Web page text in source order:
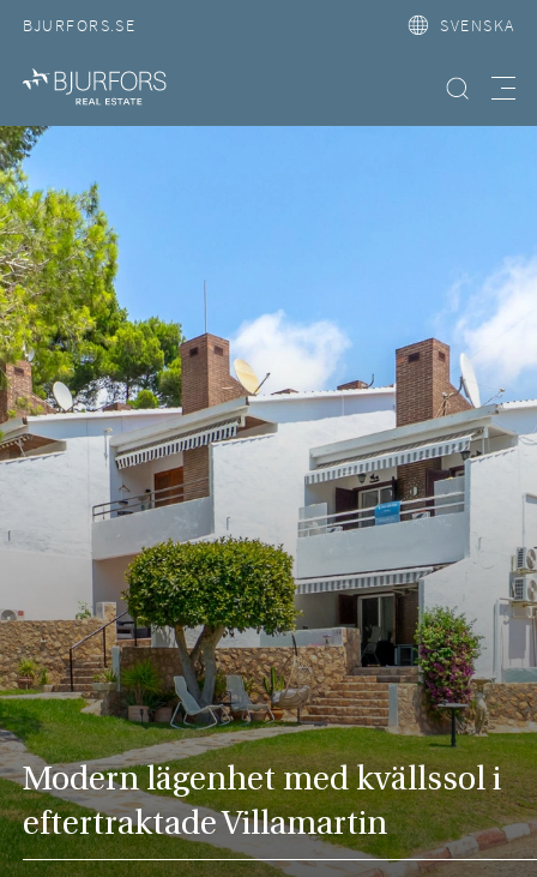
BJURFORS.SE SVENSKA
Hitta bostad
Modern lägenhet med kvällssol i
eftertraktade Villamartin